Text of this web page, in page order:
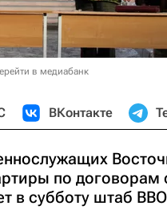
в медиабанк
ВКонтакте
по договорам
в субботу штаб